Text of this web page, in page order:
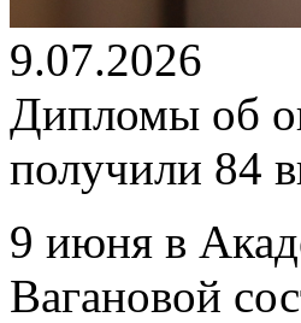
9.07.2026
Дипломы об
получили 84
9 июня в
Вагановой